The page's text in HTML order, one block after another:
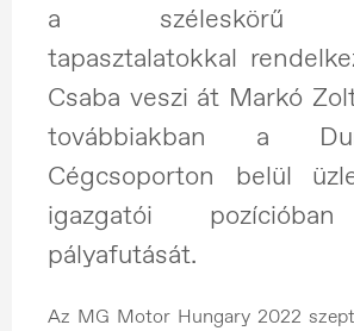
a széleskörű
tapasztalatokkal
Csaba veszi át Markó
továbbiakban a
Cégcsoporton belül
igazgatói
pályafutását.
Az MG Motor Hungary 2022